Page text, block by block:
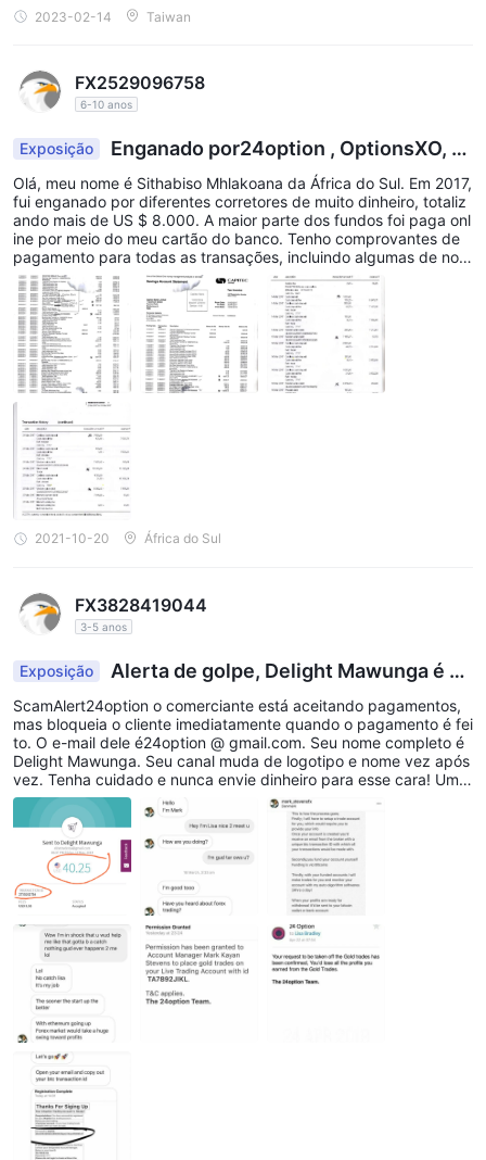
2023-02-14 Taiwan
FX2529096758
6-10 anos
Exposição
Enganado por24option , OptionsXO, Pl
us Option, etc
Olá, meu nome é Sithabiso Mhlakoana da África do Sul. Em 2017,
fui enganado por diferentes corretores de muito dinheiro, totaliz
ando mais de US $ 8.000. A maior parte dos fundos foi paga onl
ine por meio do meu cartão do banco. Tenho comprovantes de
pagamento para todas as transações, incluindo algumas de nos
sas conversas com eles enquanto tentava exigir meu dinheiro de
volta. Em alguns casos, eu estava obtendo alguns lucros depois
de negociar, mas quando queria fazer retiradas, eles se recusav
am a processá-los até bloquearem qualquer meio
2021-10-20 África do Sul
FX3828419044
3-5 anos
Exposição
Alerta de golpe, Delight Mawunga é u
m golpista $ 40
ScamAlert24option o comerciante está aceitando pagamentos,
mas bloqueia o cliente imediatamente quando o pagamento é fei
to. O e-mail dele é24option @ gmail.com. Seu nome completo é
Delight Mawunga. Seu canal muda de logotipo e nome vez após
vez. Tenha cuidado e nunca envie dinheiro para esse cara! Um g
rande golpe